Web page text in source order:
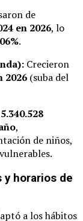
de
en 2026, lo
.
Crecieron
2026 (suba del
5.340.528
,
de niños,
y horarios de
a los hábitos